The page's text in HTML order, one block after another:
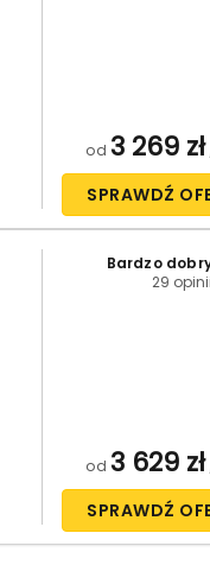
od 3 269 zł
SPRAWDŹ
Bardzo
29 opinii
od 3 629 zł
SPRAWDŹ